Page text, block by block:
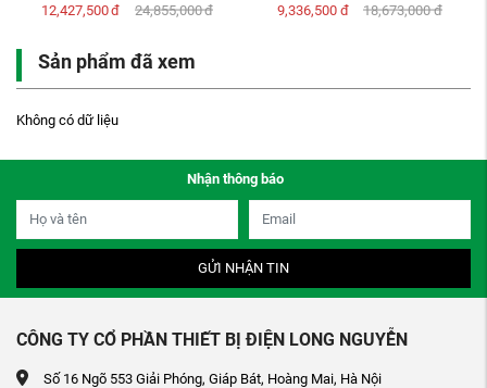
12,427,500đ 24,855,000đ
9,336,500 đ 18,673,000đ
Sản phẩm đã xem
Không có dữ liệu
Nhận thông báo
GỬI NHẬN TIN
CÔNG TY CỔ PHẦN THIẾT BỊ ĐIỆN LONG NGUYỄN
Số 16 Ngõ 553 Giải Phóng, Giáp Bát, Hoàng Mai, Hà Nội